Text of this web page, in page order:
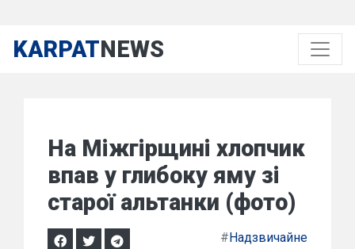
KARPATNEWS
На Міжгірщині хлопчик
впав у глибоку яму зі
старої альтанки (фото)
#Надзвичайне